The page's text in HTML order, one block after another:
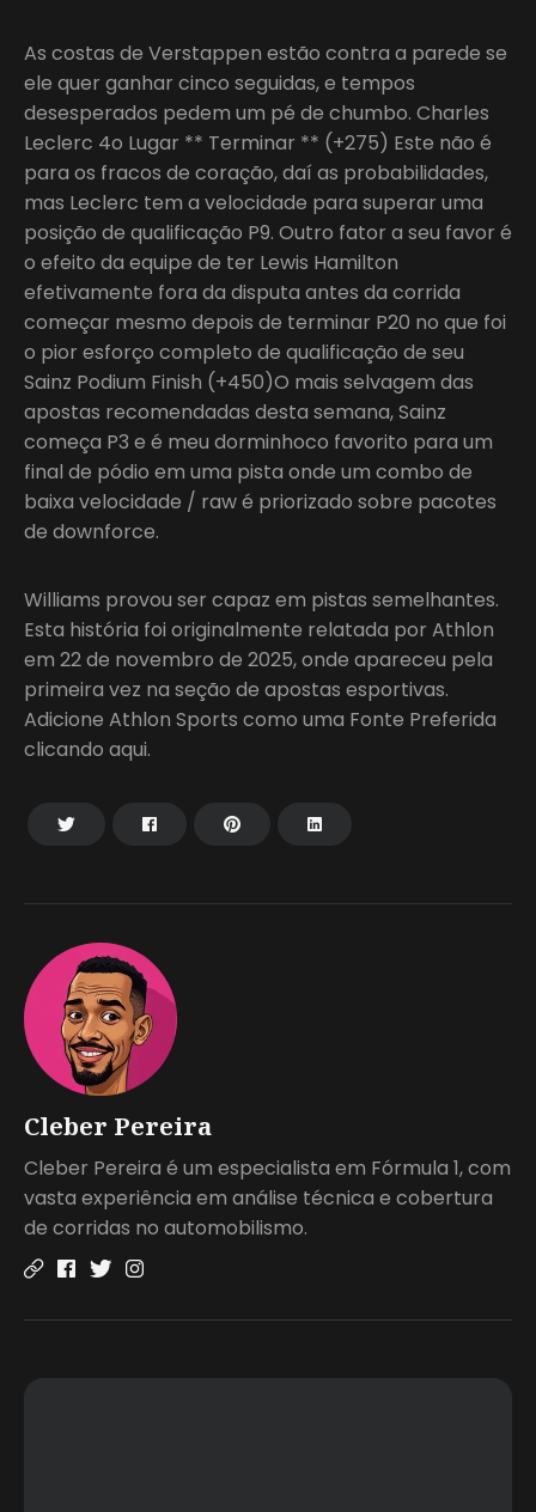
Cleber Pereira
Cleber Pereira é um especialista em Fórmula 1, com
vasta experiência em análise técnica e cobertura
de corridas no automobilismo.
As costas de Verstappen estão contra a parede se
ele quer ganhar cinco seguidas, e tempos
desesperados pedem um pé de chumbo. Charles
Leclerc 4o Lugar ** Terminar ** (+275) Este não é
para os fracos de coração, daí as probabilidades,
mas Leclerc tem a velocidade para superar uma
posição de qualificação P9. Outro fator a seu favor é
o efeito da equipe de ter Lewis Hamilton
efetivamente fora da disputa antes da corrida
começar mesmo depois de terminar P20 no que foi
o pior esforço completo de qualificação de seu
Sainz Podium Finish (+450)O mais selvagem das
apostas recomendadas desta semana, Sainz
começa P3 e é meu dorminhoco favorito para um
final de pódio em uma pista onde um combo de
baixa velocidade / raw é priorizado sobre pacotes
de downforce.
Williams provou ser capaz em pistas semelhantes.
Esta história foi originalmente relatada por Athlon
em 22 de novembro de 2025, onde apareceu pela
primeira vez na seção de apostas esportivas.
Adicione Athlon Sports como uma Fonte Preferida
clicando aqui.